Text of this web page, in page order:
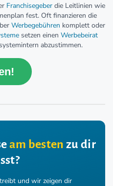
Franchisegeber die Leitlinien wie
fest. Oft finanzieren die
Werbegebühren komplett oder
setzen einen Werbebeirat
abzustimmen.
am besten zu dir
und wir zeigen dir